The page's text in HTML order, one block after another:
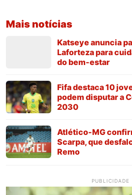
Mais notícias
Katseye anuncia
Laforteza para
do bem-estar
Fifa destaca 10
podem disputar a
2030
Atlético-MG
Scarpa, que
Remo
PUBLICIDADE